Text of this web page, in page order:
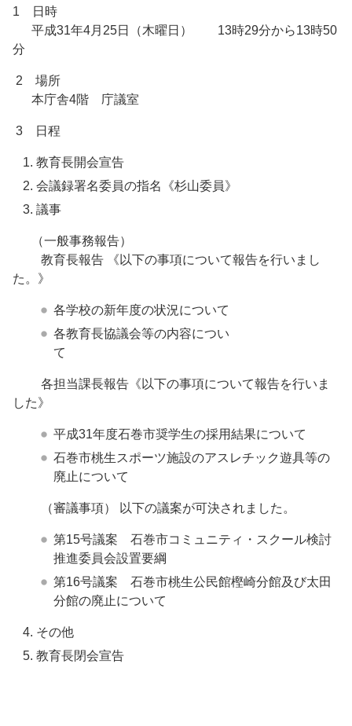
1 日時
平成31年4月25日（木曜日） 13時29分から13時50
分
2 場所
本庁舎4階 庁議室
3 日程
教育長開会宣告
会議録署名委員の指名《杉山委員》
議事
（一般事務報告）
教育長報告 《以下の事項について報告を行いまし
た。》
各学校の新年度の状況について
各教育長協議会等の内容につい
て
各担当課長報告《以下の事項について報告を行いま
した》
平成31年度石巻市奨学生の採用結果について
石巻市桃生スポーツ施設のアスレチック遊具等の
廃止について
（審議事項） 以下の議案が可決されました。
第15号議案 石巻市コミュニティ・スクール検討
推進委員会設置要綱
第16号議案 石巻市桃生公民館樫崎分館及び太田
分館の廃止について
その他
教育長閉会宣告